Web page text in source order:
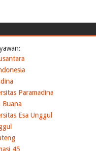
Paramadina
Buana
Esa Unggul
45